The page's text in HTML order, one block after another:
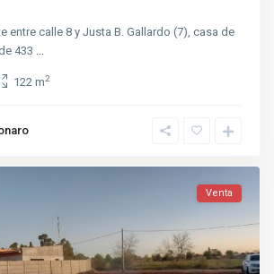
entre calle 8 y Justa B. Gallardo (7), casa de
433
122 m2
Venta